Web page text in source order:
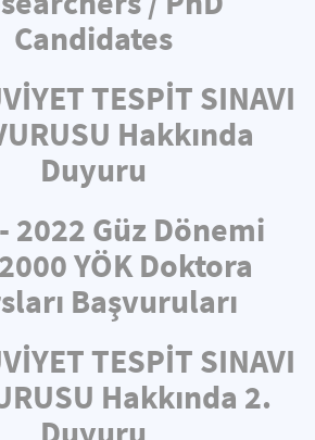
Candidates
TESPİT SINAVI
Hakkında
Duyuru
2022 Güz Dönemi
YÖK Doktora
Başvuruları
TESPİT SINAVI
Hakkında 2.